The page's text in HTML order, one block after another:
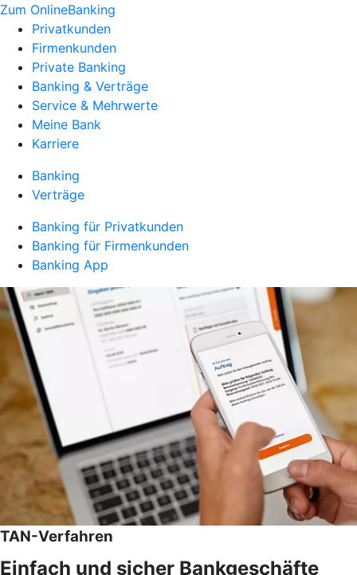
Zum OnlineBanking
Privatkunden
Firmenkunden
Private Banking
Banking & Verträge
Service & Mehrwerte
Meine Bank
Karriere
Banking
Verträge
Banking für Privatkunden
Banking für Firmenkunden
Banking App
TAN-Verfahren
Einfach und sicher Bankgeschäfte